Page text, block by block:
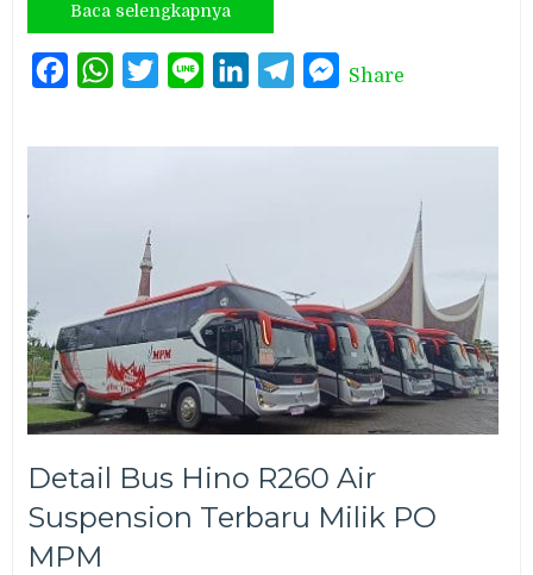
Baca selengkapnya
FacebookWhatsAppTwitterLine LinkedInTelegramMessenger
Share
Detail Bus Hino R260 Air
Suspension Terbaru Milik PO
MPM